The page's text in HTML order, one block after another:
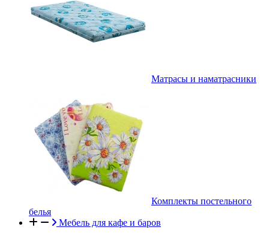
Матрасы и наматрасники
Комплекты постельного
белья
Мебель для кафе и баров